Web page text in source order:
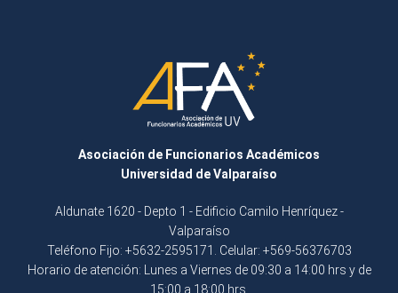
Asociación de Funcionarios Académicos
Universidad de Valparaíso
Aldunate 1620 - Depto 1 - Edificio Camilo Henríquez -
Valparaíso
Teléfono Fijo: +5632-2595171. Celular: +569-56376703
Horario de atención: Lunes a Viernes de 09:30 a 14:00 hrs y de
15:00 a 18:00 hrs.